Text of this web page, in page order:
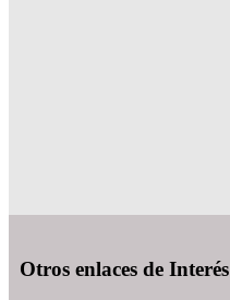
Otros enlaces de Interés